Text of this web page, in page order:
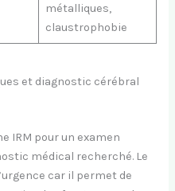
métalliques,
claustrophobie
et diagnostic cérébral
IRM pour un examen
médical recherché. Le
car il permet de